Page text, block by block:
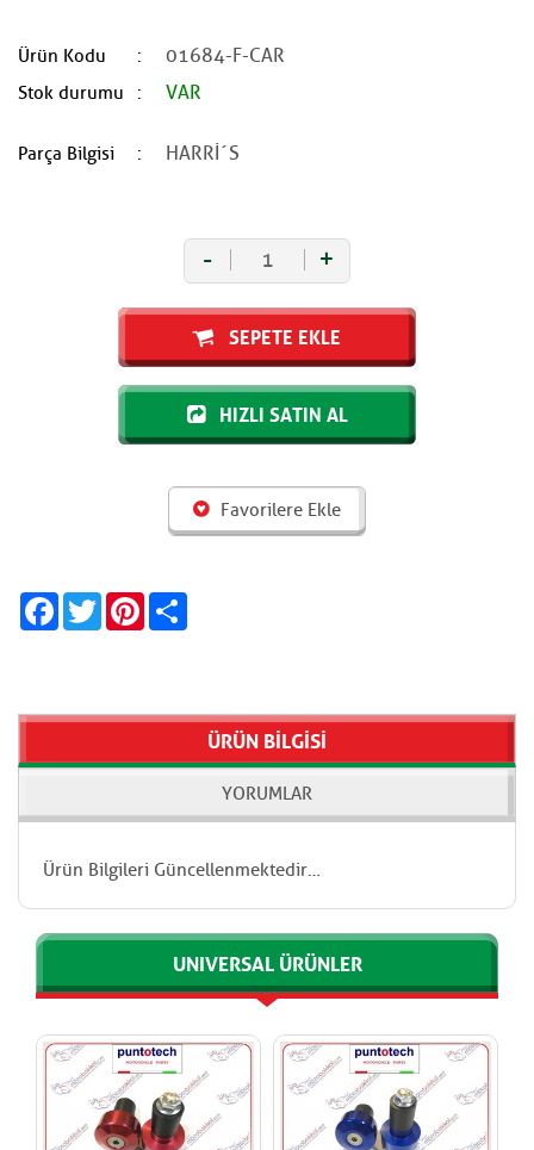
Ürün Kodu 01684-F-CAR
Stok durumu VAR
Parça Bilgisi HARRİ´S
- +
SEPETE EKLE
HIZLI SATIN AL
Favorilere Ekle
FacebookTwitterPinterest
ÜRÜN BİLGİSİ
YORUMLAR
Ürün Bilgileri Güncellenmektedir…
UNIVERSAL ÜRÜNLER